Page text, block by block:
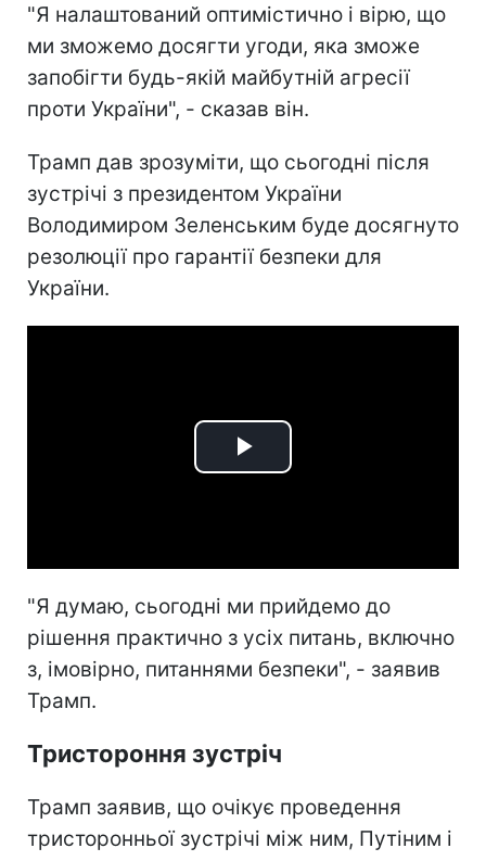
"Я налаштований оптимістично і вірю, що
ми зможемо досягти угоди, яка зможе
запобігти будь-якій майбутній агресії
проти України", - сказав він.
Трамп дав зрозуміти, що сьогодні після
зустрічі з президентом України
Володимиром Зеленським буде досягнуто
резолюції про гарантії безпеки для
України.
Play
"Я думаю, сьогодні ми прийдемо до
рішення практично з усіх питань, включно
з, імовірно, питаннями безпеки", - заявив
Трамп.
Тристороння зустріч
Трамп заявив, що очікує проведення
тристоронньої зустрічі між ним, Путіним і